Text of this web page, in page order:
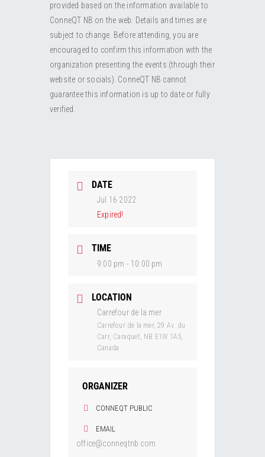
provided based on the information available to
ConneQT NB on the web. Details and times are
subject to change. Before attending, you are
encouraged to confirm this information with the
organization presenting the events (through their
website or socials). ConneQT NB cannot
guarantee this information is up to date or fully
verified.
DATE
Jul 16 2022
Expired!
TIME
9:00 pm - 10:00 pm
LOCATION
Carrefour de la mer
Carrefour de la mer, 29 Av. du
Carr, Caraquet, NB E1W 1A5,
Canada
ORGANIZER
CONNEQT PUBLIC
EMAIL
office@conneqtnb.com